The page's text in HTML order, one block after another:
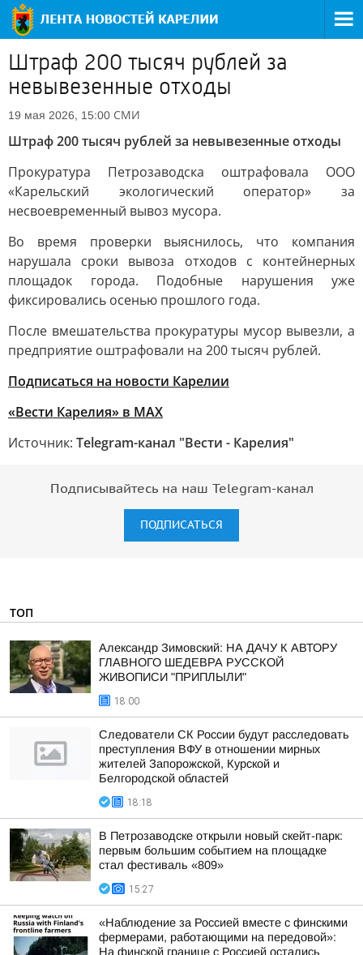
Штраф 200 тысяч рублей за
невывезенные отходы
19 мая 2026, 15:00 СМИ
Штраф 200 тысяч рублей за невывезенные отходы
Прокуратура Петрозаводска оштрафовала ООО
«Карельский экологический оператор» за
несвоевременный вывоз мусора.
Во время проверки выяснилось, что компания
нарушала сроки вывоза отходов с контейнерных
площадок города. Подобные нарушения уже
фиксировались осенью прошлого года.
После вмешательства прокуратуры мусор вывезли, а
предприятие оштрафовали на 200 тысяч рублей.
Подписаться на новости Карелии
«Вести Карелия» в МАХ
Источник: Telegram-канал "Вести - Карелия"
Подписывайтесь на наш Telegram-канал
ПОДПИСАТЬСЯ
ТОП
Александр Зимовский: НА ДАЧУ К АВТОРУ
ГЛАВНОГО ШЕДЕВРА РУССКОЙ
ЖИВОПИСИ "ПРИПЛЫЛИ"
18:00
Следователи СК России будут расследовать
преступления ВФУ в отношении мирных
жителей Запорожской, Курской и
Белгородской областей
18:18
В Петрозаводске открыли новый скейт-парк:
первым большим событием на площадке
стал фестиваль «809»
15:27
«Наблюдение за Россией вместе с финскими
фермерами, работающими на передовой»:
На финской границе с Россией остались